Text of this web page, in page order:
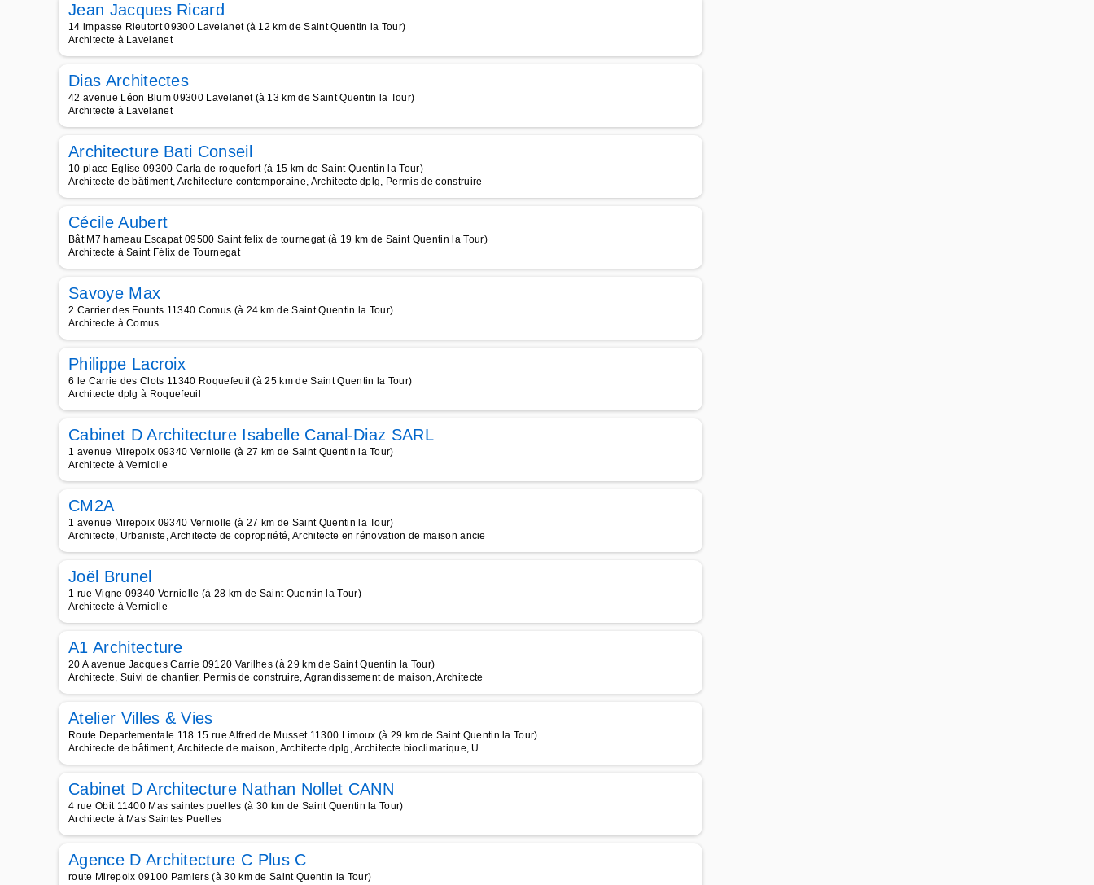
Jean Jacques Ricard
14 impasse Rieutort 09300 Lavelanet (à 12 km de Saint Quentin la Tour)
Architecte à Lavelanet
Dias Architectes
42 avenue Léon Blum 09300 Lavelanet (à 13 km de Saint Quentin la Tour)
Architecte à Lavelanet
Architecture Bati Conseil
10 place Eglise 09300 Carla de roquefort (à 15 km de Saint Quentin la Tour)
Architecte de bâtiment, Architecture contemporaine, Architecte dplg, Permis de construire
Cécile Aubert
Bât M7 hameau Escapat 09500 Saint felix de tournegat (à 19 km de Saint Quentin la Tour)
Architecte à Saint Félix de Tournegat
Savoye Max
2 Carrier des Founts 11340 Comus (à 24 km de Saint Quentin la Tour)
Architecte à Comus
Philippe Lacroix
6 le Carrie des Clots 11340 Roquefeuil (à 25 km de Saint Quentin la Tour)
Architecte dplg à Roquefeuil
Cabinet D Architecture Isabelle Canal-Diaz SARL
1 avenue Mirepoix 09340 Verniolle (à 27 km de Saint Quentin la Tour)
Architecte à Verniolle
CM2A
1 avenue Mirepoix 09340 Verniolle (à 27 km de Saint Quentin la Tour)
Architecte, Urbaniste, Architecte de copropriété, Architecte en rénovation de maison ancie
Joël Brunel
1 rue Vigne 09340 Verniolle (à 28 km de Saint Quentin la Tour)
Architecte à Verniolle
A1 Architecture
20 A avenue Jacques Carrie 09120 Varilhes (à 29 km de Saint Quentin la Tour)
Architecte, Suivi de chantier, Permis de construire, Agrandissement de maison, Architecte
Atelier Villes & Vies
Route Departementale 118 15 rue Alfred de Musset 11300 Limoux (à 29 km de Saint Quentin la Tour)
Architecte de bâtiment, Architecte de maison, Architecte dplg, Architecte bioclimatique, U
Cabinet D Architecture Nathan Nollet CANN
4 rue Obit 11400 Mas saintes puelles (à 30 km de Saint Quentin la Tour)
Architecte à Mas Saintes Puelles
Agence D Architecture C Plus C
route Mirepoix 09100 Pamiers (à 30 km de Saint Quentin la Tour)